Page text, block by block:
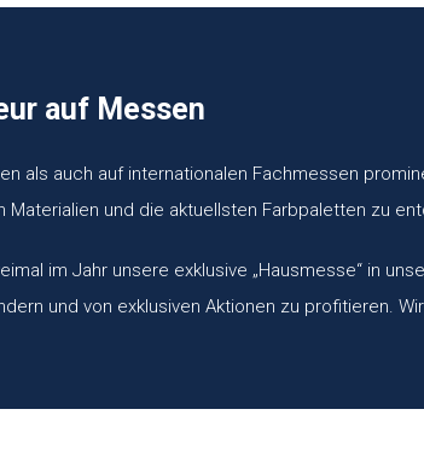
auf Messen
als auch auf internationalen Fachmessen
und die aktuellsten Farbpaletten zu
im Jahr unsere exklusive „Hausmesse“ in
und von exklusiven Aktionen zu profitieren.